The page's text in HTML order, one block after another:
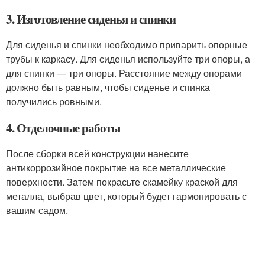
3. Изготовление сиденья и спинки
Для сиденья и спинки необходимо приварить опорные
трубы к каркасу. Для сиденья используйте три опоры, а
для спинки — три опоры. Расстояние между опорами
должно быть равным, чтобы сиденье и спинка
получились ровными.
4. Отделочные работы
После сборки всей конструкции нанесите
антикоррозийное покрытие на все металлические
поверхности. Затем покрасьте скамейку краской для
металла, выбрав цвет, который будет гармонировать с
вашим садом.